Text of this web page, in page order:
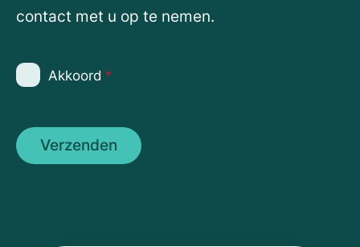
contact met u op te nemen.
Akkoord *